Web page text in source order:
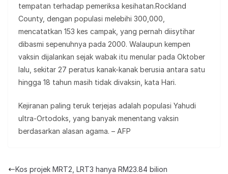
tempatan terhadap pemeriksa kesihatan.Rockland
County, dengan populasi melebihi 300,000,
mencatatkan 153 kes campak, yang pernah diisytihar
dibasmi sepenuhnya pada 2000. Walaupun kempen
vaksin dijalankan sejak wabak itu menular pada Oktober
lalu, sekitar 27 peratus kanak-kanak berusia antara satu
hingga 18 tahun masih tidak divaksin, kata Hari.
Kejiranan paling teruk terjejas adalah populasi Yahudi
ultra-Ortodoks, yang banyak menentang vaksin
berdasarkan alasan agama. – AFP
Kos projek MRT2, LRT3 hanya RM23.84 bilion